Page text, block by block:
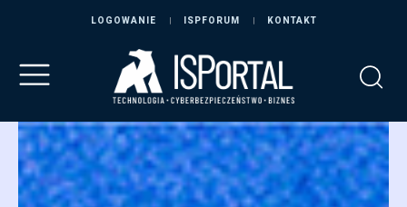
LOGOWANIE ISPFORUM KONTAKT